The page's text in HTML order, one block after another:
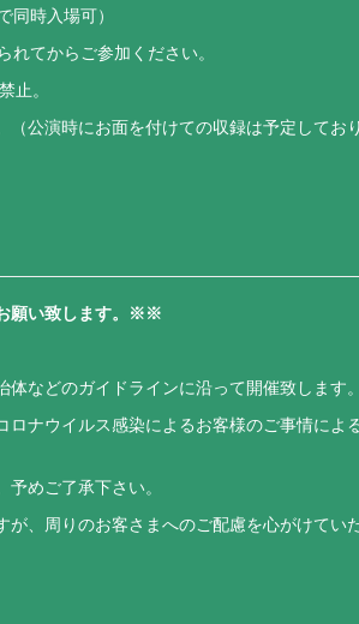
時入場可）
てからご参加ください。
止。
公演時にお面を付けての収録は予定しており
願い致します。※※
などのガイドラインに沿って開催致します。
ナウイルス感染によるお客様のご事情によ
めご了承下さい。
、周りのお客さまへのご配慮を心がけてい